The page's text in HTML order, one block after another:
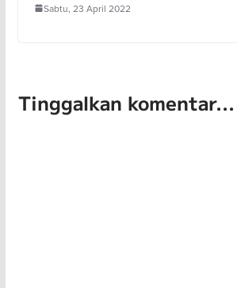
Sabtu, 23 April 2022
Tinggalkan komentar...